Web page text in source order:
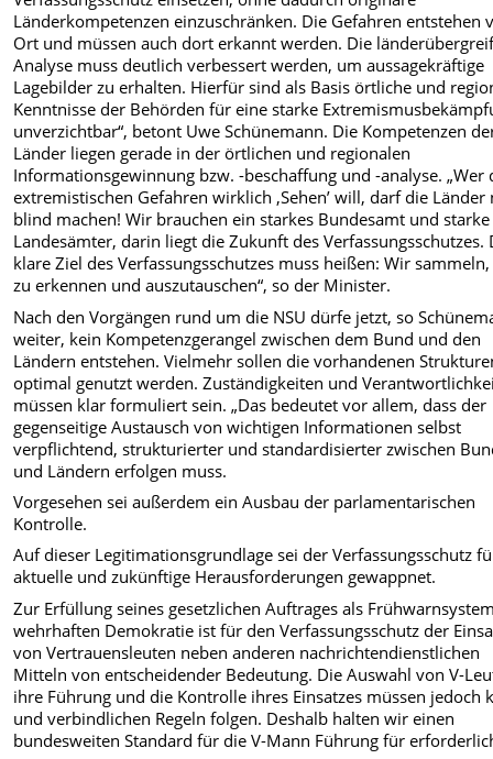
Länderkompetenzen einzuschränken. Die Gefahren entstehen
Ort und müssen auch dort erkannt werden. Die
Analyse muss deutlich verbessert werden, um aussagekräftige
Lagebilder zu erhalten. Hierfür sind als Basis örtliche und
Kenntnisse der Behörden für eine starke
unverzichtbar“, betont Uwe Schünemann. Die Kompetenzen
Länder liegen gerade in der örtlichen und regionalen
Informationsgewinnung bzw. -beschaffung und -analyse. „Wer
extremistischen Gefahren wirklich ‚Sehen’ will, darf die Länder
blind machen! Wir brauchen ein starkes Bundesamt und starke
Landesämter, darin liegt die Zukunft des Verfassungsschutzes.
klare Ziel des Verfassungsschutzes muss heißen: Wir
zu erkennen und auszutauschen“, so der Minister.
Nach den Vorgängen rund um die NSU dürfe jetzt, so
weiter, kein Kompetenzgerangel zwischen dem Bund und den
Ländern entstehen. Vielmehr sollen die vorhandenen
optimal genutzt werden. Zuständigkeiten und
müssen klar formuliert sein. „Das bedeutet vor allem, dass der
gegenseitige Austausch von wichtigen Informationen selbst
verpflichtend, strukturierter und standardisierter zwischen
und Ländern erfolgen muss.
Vorgesehen sei außerdem ein Ausbau der parlamentarischen
Kontrolle.
Auf dieser Legitimationsgrundlage sei der Verfassungsschutz
aktuelle und zukünftige Herausforderungen gewappnet.
Zur Erfüllung seines gesetzlichen Auftrages als
wehrhaften Demokratie ist für den Verfassungsschutz der
von Vertrauensleuten neben anderen nachrichtendienstlichen
Mitteln von entscheidender Bedeutung. Die Auswahl von V-
ihre Führung und die Kontrolle ihres Einsatzes müssen jedoch
und verbindlichen Regeln folgen. Deshalb halten wir einen
bundesweiten Standard für die V-Mann Führung für